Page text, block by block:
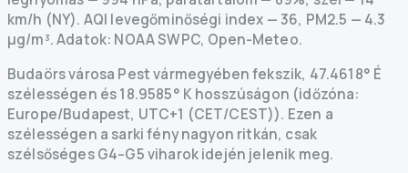
km/h (NY). AQI levegőminőségi index — 36, PM2.5 — 4.3
µg/m³.Adatok: NOAA SWPC, Open-Meteo.
Budaörs városa Pest vármegyében fekszik, 47.4618° É
szélességen és 18.9585° K hosszúságon (időzóna:
Europe/Budapest, UTC+1 (CET/CEST)). Ezen a
szélességen a sarki fény nagyon ritkán, csak
szélsőséges G4–G5 viharok idején jelenik meg.